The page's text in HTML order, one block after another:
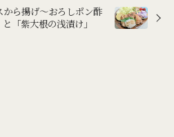
ら揚げ～おろしポン酢
「紫大根の浅漬け」